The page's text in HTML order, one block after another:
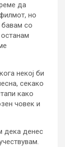
да
но
со
некој би
секако
како
човек и
дека денес